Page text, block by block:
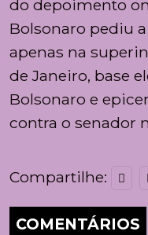
do depoimento
Bolsonaro pediu
apenas na
de Janeiro, base
Bolsonaro e
contra o senador
Compartilhe:
COMENTÁRIOS